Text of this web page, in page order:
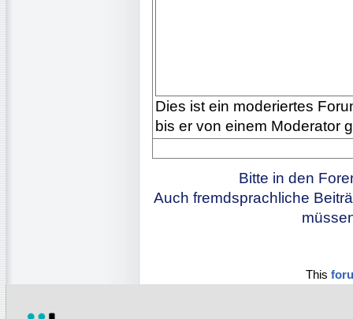
Dies ist ein moderiertes
bis er von einem Moderator
Bitte in den
Auch fremdsprachliche
This